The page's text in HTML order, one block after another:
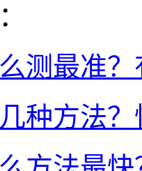
测最准
方法？